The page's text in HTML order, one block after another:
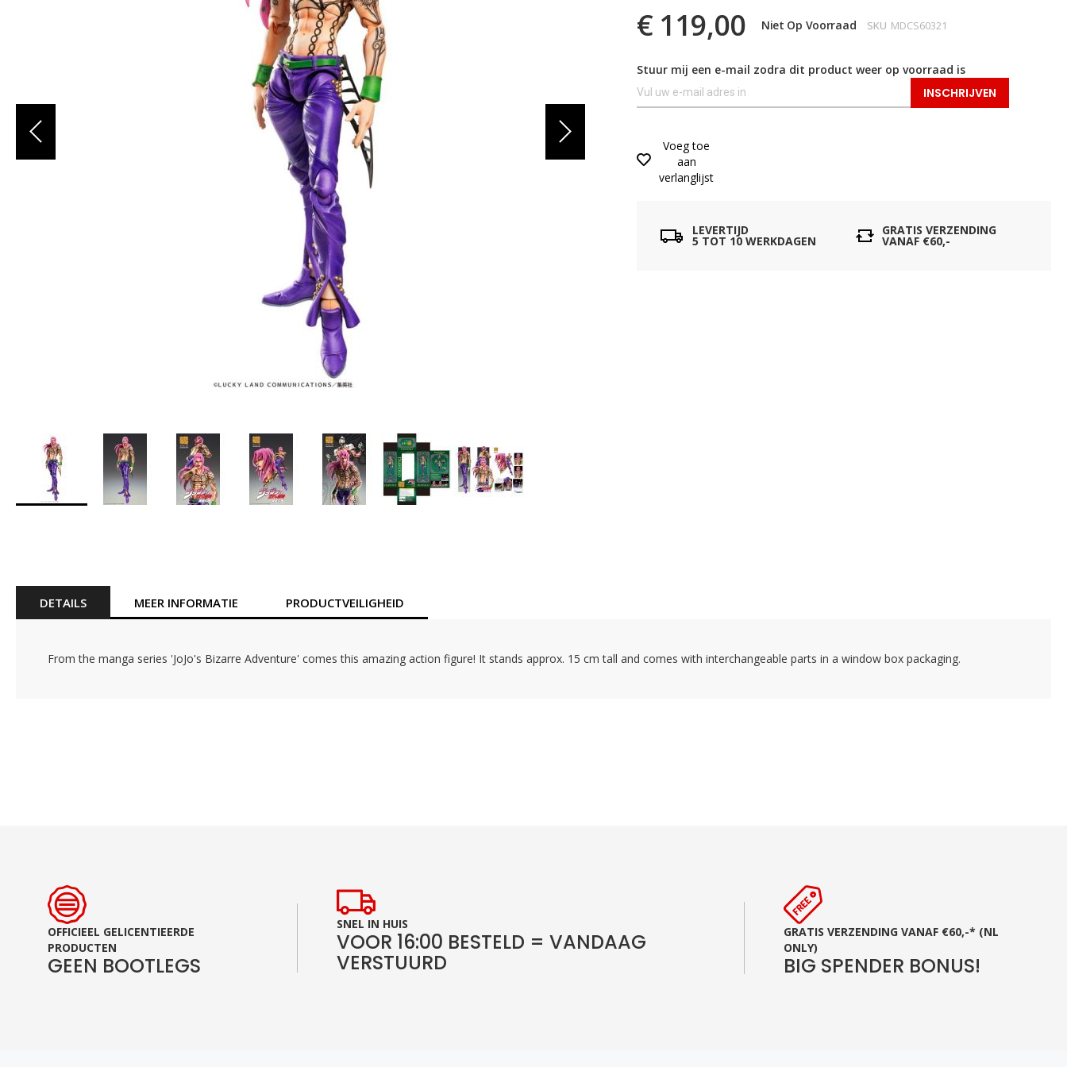
afbeeldingen-
gallerij
€ 119,00 Niet Op Voorraad SKU MDCS60321
Stuur mij een e-mail zodra dit product weer op voorraad is
INSCHRIJVEN
Voeg toe
aan
verlanglijst
LEVERTIJD
5 TOT 10 WERKDAGEN
GRATIS VERZENDING
VANAF €60,-
DETAILS
From the manga series 'JoJo's Bizarre Adventure' comes this amazing action figure! It stands approx. 15 cm tall and comes with interchangeable parts in a window box packaging.
MEER INFORMATIE PRODUCTVEILIGHEID
OFFICIEEL GELICENTIEERDE
PRODUCTEN
GEEN BOOTLEGS
SNEL IN HUIS
VOOR 16:00 BESTELD = VANDAAG
VERSTUURD
GRATIS VERZENDING VANAF €60,-* (NL
ONLY)
BIG SPENDER BONUS!